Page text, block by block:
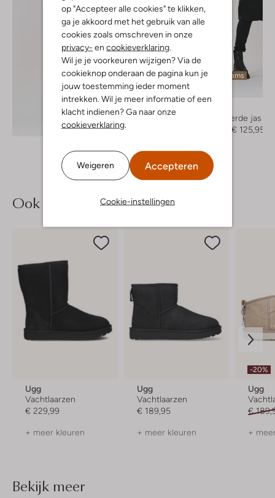
op "Accepteer alle cookies" te klikken,
ga je akkoord met het gebruik van alle
cookies zoals omschreven in onze
privacy- en cookieverklaring
Wil je je voorkeuren wijzigen? Via de
cookieknop onderaan de pagina kun je
jouw toestemming ieder moment
intrekken. Wil je meer informatie of een
klacht indienen? Ga naar onze
cookieverklaring
Weigeren Accepteren
Cookie-instellingen
Ontdek de look
Laatste items
Gewatteerde jas
€ 125,95
Ook iets voor jou?
Ugg
Vachtlaarzen
€ 229,99
+ meer kleuren
Ugg
Vachtlaarzen
€ 189,95
+ meer kleuren
-20%
Ugg
€
+
Bekijk meer